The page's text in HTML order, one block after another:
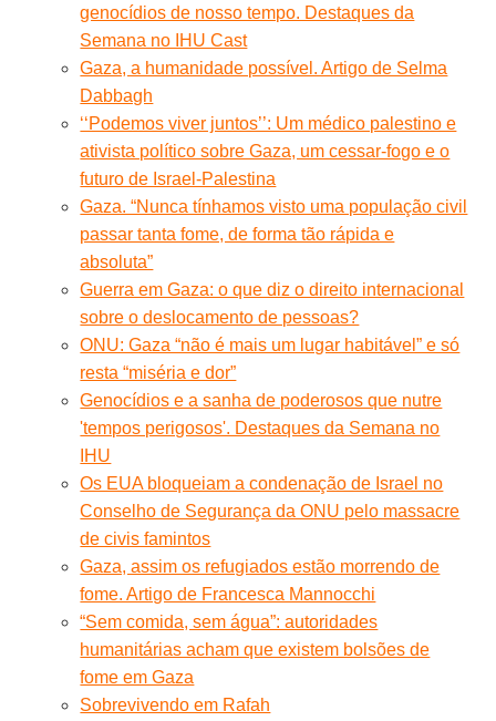
genocídios de nosso tempo. Destaques da
Semana no IHU Cast
Gaza, a humanidade possível. Artigo de Selma
Dabbagh
‘‘Podemos viver juntos’’: Um médico palestino e
ativista político sobre Gaza, um cessar-fogo e o
futuro de Israel-Palestina
Gaza. “Nunca tínhamos visto uma população civil
passar tanta fome, de forma tão rápida e
absoluta”
Guerra em Gaza: o que diz o direito internacional
sobre o deslocamento de pessoas?
ONU: Gaza “não é mais um lugar habitável” e só
resta “miséria e dor”
Genocídios e a sanha de poderosos que nutre
'tempos perigosos'. Destaques da Semana no
IHU
Os EUA bloqueiam a condenação de Israel no
Conselho de Segurança da ONU pelo massacre
de civis famintos
Gaza, assim os refugiados estão morrendo de
fome. Artigo de Francesca Mannocchi
“Sem comida, sem água”: autoridades
humanitárias acham que existem bolsões de
fome em Gaza
Sobrevivendo em Rafah